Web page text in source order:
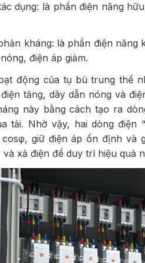
dụng: là phần điện năng
kháng: là phần điện
điện áp giảm.
động của tụ bù trung thế
tăng, dây dẫn nóng và
này bằng cách tạo ra
tải. Nhờ vậy, hai dòng điện
cosφ, giữ điện áp ổn định và
xả điện để duy trì hiệu quả